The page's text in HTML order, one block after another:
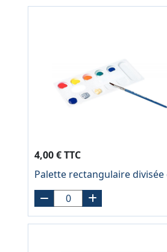
4,00 € TTC
Palette rectangulaire divisée